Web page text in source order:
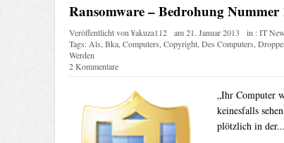
Ransomware – Bedrohung
Veröffentlicht von¥akuza112 am21. Januar 2013 in :IT
Tags: Als Bka, Computers Copyright, Des Computers
Werden
2 Kommentare
„Ihr Computer
keinesfalls
plötzlich in der...